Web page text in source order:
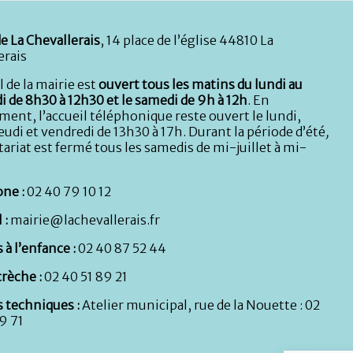
La Chevallerais, 14 place de l’église 44810 La
de la mairie est ouvert tous les matins du lundi au
de 8h30 à 12h30 et le samedi de 9h à 12h. En
l’accueil téléphonique reste ouvert le lundi,
et vendredi de 13h30 à 17h. Durant la période d’été,
est fermé tous les samedis de mi-juillet à mi-
:02 40 79 10 12
: mairie@lachevallerais.fr
à l’enfance :02 40 87 52 44
:02 40 51 89 21
techniques :Atelier municipal, rue de la Nouette : 02
71